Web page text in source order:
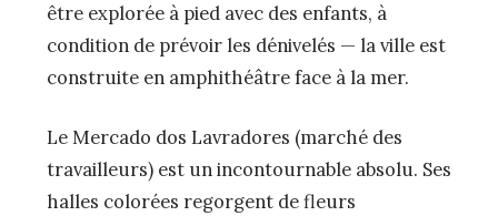
être explorée à pied avec des enfants, à
condition de prévoir les dénivelés — la ville est
construite en amphithéâtre face à la mer.
Le Mercado dos Lavradores (marché des
travailleurs) est un incontournable absolu. Ses
halles colorées regorgent de fleurs